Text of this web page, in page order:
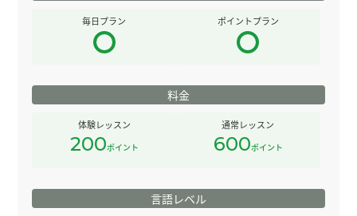
毎日プラン ポイントプラン
料金
体験レッスン
200ポイント
通常レッスン
600ポイント
言語レベル